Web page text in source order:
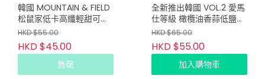
韓國 MOUNTAIN & FIELD
松鼠家低卡高纖輕甜可可
能量棒 20g (1套5包) (只
限批發會員下單)
HKD $55.00
HKD $45.00
售罄
全新推出韓國 VOL.2 愛馬
仕等級 橄欖油香蒜低鹽海
苔 30g (只限批發會員下
單)
HKD $65.00
HKD $55.00
加入購物車